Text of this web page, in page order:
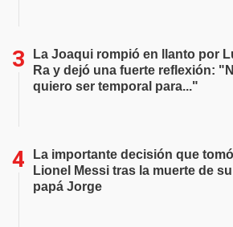
La Joaqui rompió en llanto por
Ra y dejó una fuerte reflexión:
quiero ser temporal para..."
La importante decisión que tomó
Lionel Messi tras la muerte de su
papá Jorge